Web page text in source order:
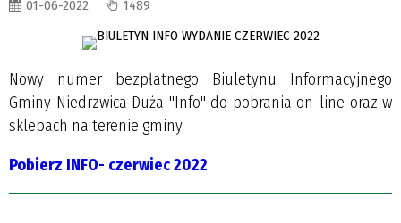
01-06-2022 1489
Nowy numer bezpłatnego Biuletynu Informacyjnego
Gminy Niedrzwica Duża "Info" do pobrania on-line oraz w
sklepach na terenie gminy.
Pobierz INFO- czerwiec 2022